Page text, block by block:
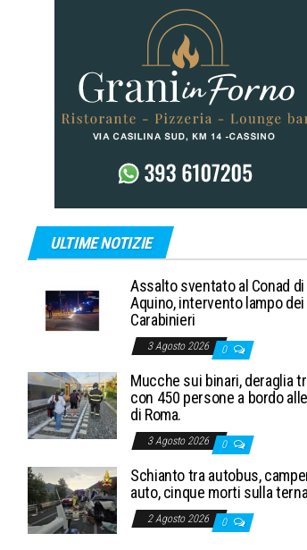
ULTIME NOTIZIE
Assalto sventato al Conad di
Aquino, intervento lampo dei
Carabinieri
3 Agosto 2026 0
Mucche sui binari, deraglia
con 450 persone a bordo
di Roma.
3 Agosto 2026 0
Schianto tra autobus,
auto, cinque morti sulla
2 Agosto 2026 0